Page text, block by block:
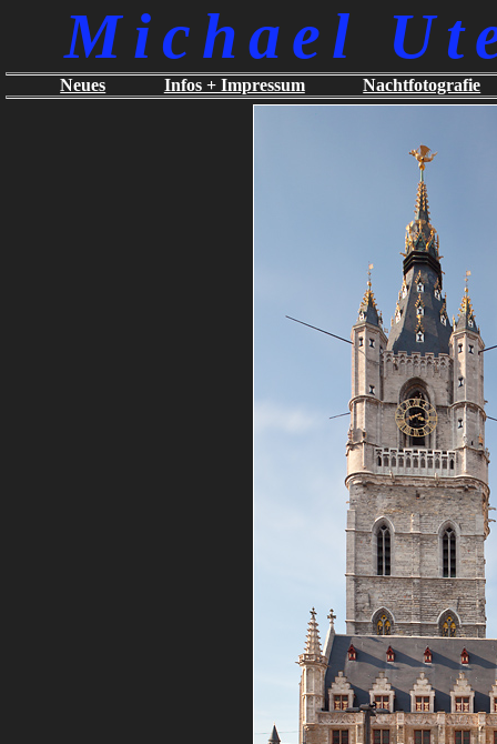
Michael
Neues Infos + Impressum Nachtfotografie